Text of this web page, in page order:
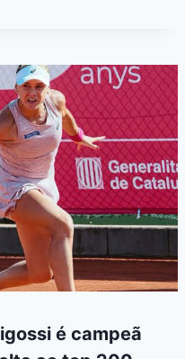
é campeã